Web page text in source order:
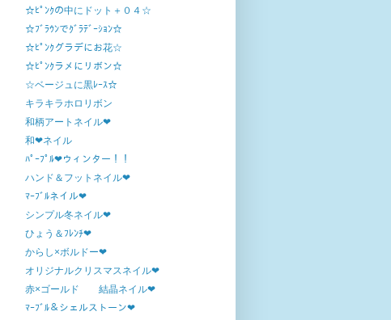
☆ﾋﾟﾝｸの中にドット＋０４☆
☆ﾌﾞﾗｳﾝでｸﾞﾗﾃﾞｰｼｮﾝ☆
☆ﾋﾟﾝｸグラデにお花☆
☆ﾋﾟﾝｸラメにリボン☆
☆ベージュに黒ﾚｰｽ☆
キラキラホロリボン
和柄アートネイル❤
和❤ネイル
ﾊﾟｰﾌﾟﾙ❤ウィンター！！
ハンド＆フットネイル❤
ﾏｰﾌﾞﾙネイル❤
シンプル冬ネイル❤
ひょう＆ﾌﾚﾝﾁ❤
からし×ボルドー❤
オリジナルクリスマスネイル❤
赤×ゴールド 結晶ネイル❤
ﾏｰﾌﾞﾙ＆シェルストーン❤